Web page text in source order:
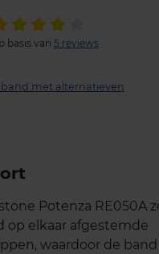
basis van 5 reviews
met alternatieven
Potenza RE050A
op elkaar afgestemde
waardoor de